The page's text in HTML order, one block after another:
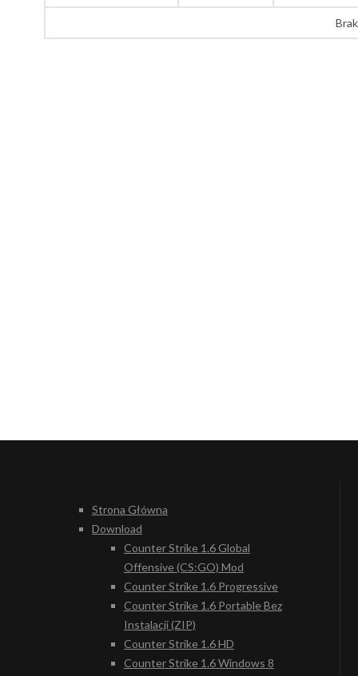
Strona Główna
Download
Counter Strike 1.6 Global
Offensive (CS:GO) Mod
Counter Strike 1.6 Progressive
Counter Strike 1.6 Portable Bez
Instalacji (ZIP)
Counter Strike 1.6 HD
Counter Strike 1.6 Windows 8